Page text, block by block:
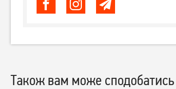
Також вам може сподобатись